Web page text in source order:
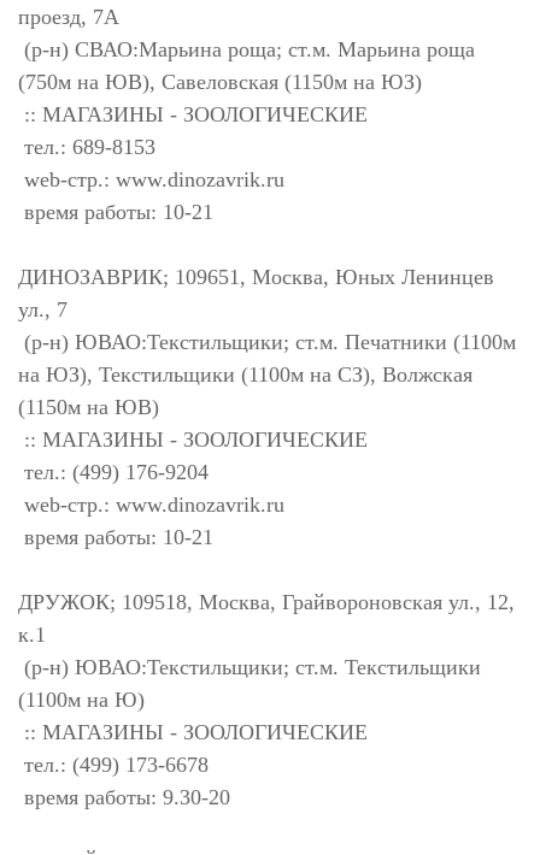
проезд, 7А
(р-н) СВАО:Марьина роща; ст.м. Марьина роща
(750м на ЮВ), Савеловская (1150м на ЮЗ)
:: МАГАЗИНЫ - ЗООЛОГИЧЕСКИЕ
тел.: 689-8153
web-стр.: www.dinozavrik.ru
время работы: 10-21
ДИНОЗАВРИК; 109651, Москва, Юных Ленинцев
ул., 7
(р-н) ЮВАО:Текстильщики; ст.м. Печатники (1100м
на ЮЗ), Текстильщики (1100м на СЗ), Волжская
(1150м на ЮВ)
:: МАГАЗИНЫ - ЗООЛОГИЧЕСКИЕ
тел.: (499) 176-9204
web-стр.: www.dinozavrik.ru
время работы: 10-21
ДРУЖОК; 109518, Москва, Грайвороновская ул., 12,
к.1
(р-н) ЮВАО:Текстильщики; ст.м. Текстильщики
(1100м на Ю)
:: МАГАЗИНЫ - ЗООЛОГИЧЕСКИЕ
тел.: (499) 173-6678
время работы: 9.30-20